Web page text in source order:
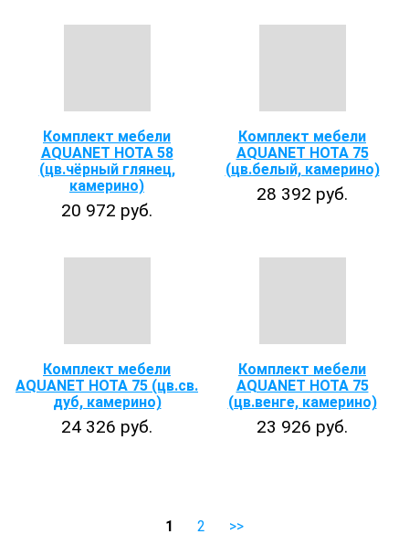
Комплект мебели
AQUANET НОТА 58
(цв.чёрный глянец,
камерино)
20 972 руб.
Комплект мебели
AQUANET НОТА 75
(цв.белый, камерино)
28 392 руб.
Комплект мебели
AQUANET НОТА 75 (цв.св.
дуб, камерино)
24 326 руб.
Комплект мебели
AQUANET НОТА 75
(цв.венге, камерино)
23 926 руб.
1 2 >>